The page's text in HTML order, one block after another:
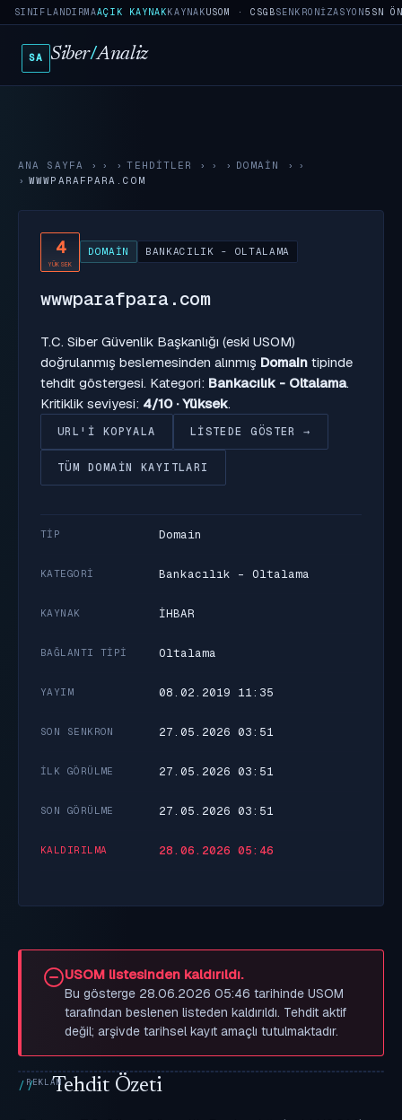
SINIFLANDIRMAAÇIK KAYNAKKAYNAKUSOM · CSGBSENKRONIZASYON5SN
SA Siber/Analiz
ANA SAYFA › TEHDITLER › DOMAIN
›
WWWPARAFPARA.COM
4
YÜKSEK
DOMAIN BANKACILIK - OLTALAMA
wwwparafpara.com
T.C. Siber Güvenlik Başkanlığı (eski USOM)
doğrulanmış beslemesinden alınmış Domain tipinde
tehdit göstergesi. Kategori: Bankacılık - Oltalama.
Kritiklik seviyesi: 4/10 · Yüksek.
URL'I KOPYALA LISTEDE GÖSTER →
TÜM DOMAIN KAYITLARI
TIP Domain
KATEGORI Bankacılık - Oltalama
KAYNAK İHBAR
BAĞLANTI TIPI Oltalama
YAYIM 08.02.2019 11:35
SON SENKRON 27.05.2026 03:51
İLK GÖRÜLME 27.05.2026 03:51
SON GÖRÜLME 27.05.2026 03:51
KALDIRILMA 28.06.2026 05:46
USOM listesinden kaldırıldı.
Bu gösterge 28.06.2026 05:46 tarihinde USOM
tarafından beslenen listeden kaldırıldı. Tehdit aktif
değil; arşivde tarihsel kayıt amaçlı tutulmaktadır.
Tehdit Özeti